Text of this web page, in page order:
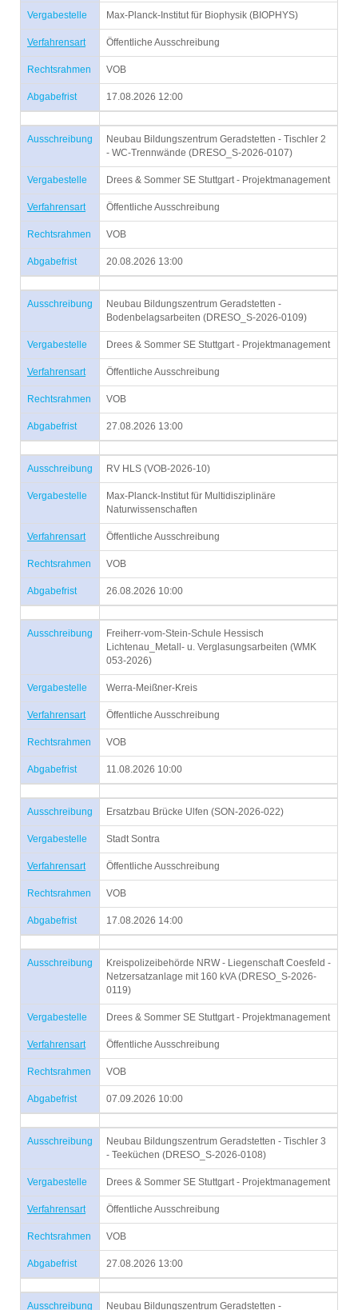
Vergabestelle Max-Planck-Institut für Biophysik (BIOPHYS)
Verfahrensart Öffentliche Ausschreibung
Rechtsrahmen VOB
Abgabefrist 17.08.2026 12:00
Ausschreibung
Neubau Bildungszentrum Geradstetten - Tischler 2
- WC-Trennwände (DRESO_S-2026-0107)
Vergabestelle Drees & Sommer SE Stuttgart - Projektmanagement
Verfahrensart Öffentliche Ausschreibung
Rechtsrahmen VOB
Abgabefrist 20.08.2026 13:00
Ausschreibung
Neubau Bildungszentrum Geradstetten -
Bodenbelagsarbeiten (DRESO_S-2026-0109)
Vergabestelle Drees & Sommer SE Stuttgart - Projektmanagement
Verfahrensart Öffentliche Ausschreibung
Rechtsrahmen VOB
Abgabefrist 27.08.2026 13:00
Ausschreibung RV HLS (VOB-2026-10)
Vergabestelle
Max-Planck-Institut für Multidisziplinäre
Naturwissenschaften
Verfahrensart Öffentliche Ausschreibung
Rechtsrahmen VOB
Abgabefrist 26.08.2026 10:00
Ausschreibung
Freiherr-vom-Stein-Schule Hessisch
Lichtenau_Metall- u. Verglasungsarbeiten (WMK
053-2026)
Vergabestelle Werra-Meißner-Kreis
Verfahrensart Öffentliche Ausschreibung
Rechtsrahmen VOB
Abgabefrist 11.08.2026 10:00
Ausschreibung Ersatzbau Brücke Ulfen (SON-2026-022)
Vergabestelle Stadt Sontra
Verfahrensart Öffentliche Ausschreibung
Rechtsrahmen VOB
Abgabefrist 17.08.2026 14:00
Ausschreibung
Kreispolizeibehörde NRW - Liegenschaft Coesfeld -
Netzersatzanlage mit 160 kVA (DRESO_S-2026-
0119)
Vergabestelle Drees & Sommer SE Stuttgart - Projektmanagement
Verfahrensart Öffentliche Ausschreibung
Rechtsrahmen VOB
Abgabefrist 07.09.2026 10:00
Ausschreibung
Neubau Bildungszentrum Geradstetten - Tischler 3
- Teeküchen (DRESO_S-2026-0108)
Vergabestelle Drees & Sommer SE Stuttgart - Projektmanagement
Verfahrensart Öffentliche Ausschreibung
Rechtsrahmen VOB
Abgabefrist 27.08.2026 13:00
Ausschreibung Neubau Bildungszentrum Geradstetten -